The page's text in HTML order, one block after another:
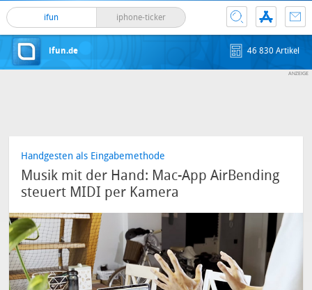
ifun iphone-ticker
ifun.de 46 830 Artikel
Handgesten als Eingabemethode
Musik mit der Hand: Mac-App AirBending
steuert MIDI per Kamera